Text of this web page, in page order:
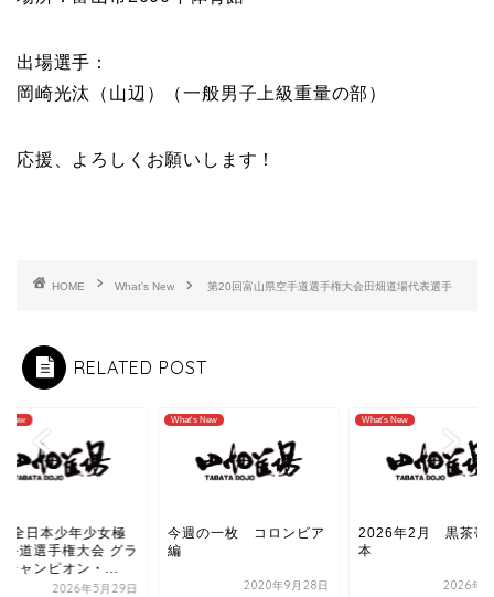
出場選手：
岡崎光汰（山辺）（一般男子上級重量の部）
応援、よろしくお願いします！
HOME What's New 第20回富山県空手道選手権大会田畑道場代表選手
RELATED POST
New
全日本少年少女極
手道選手権大会 グラ
チャンピオン・...
2026年5月29日
What's New
今週の一枚 コロンビア
編
2020年9月28日
What's New
2026年2月 黒茶帯
本
2026年3